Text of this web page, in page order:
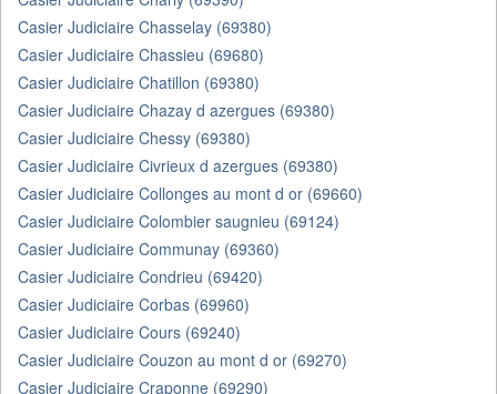
Casier Judiciaire Chasselay (69380)
Casier Judiciaire Chassieu (69680)
Casier Judiciaire Chatillon (69380)
Casier Judiciaire Chazay d azergues (69380)
Casier Judiciaire Chessy (69380)
Casier Judiciaire Civrieux d azergues (69380)
Casier Judiciaire Collonges au mont d or (69660)
Casier Judiciaire Colombier saugnieu (69124)
Casier Judiciaire Communay (69360)
Casier Judiciaire Condrieu (69420)
Casier Judiciaire Corbas (69960)
Casier Judiciaire Cours (69240)
Casier Judiciaire Couzon au mont d or (69270)
Casier Judiciaire Craponne (69290)